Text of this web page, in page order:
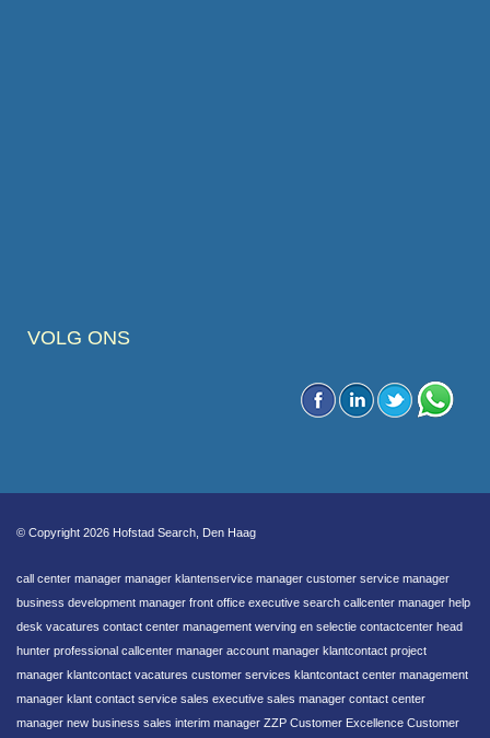
VOLG ONS
© Copyright 2026 Hofstad Search, Den Haag
call center manager manager klantenservice manager customer service manager
business development manager front office executive search callcenter manager help
desk vacatures contact center management werving en selectie contactcenter head
hunter professional callcenter manager account manager klantcontact project
manager klantcontact vacatures customer services klantcontact center management
manager klant contact service sales executive sales manager contact center
manager new business sales interim manager ZZP Customer Excellence Customer